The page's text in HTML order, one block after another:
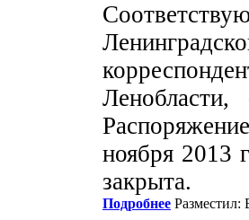
Ленобласти,
ноября 2013
закрыта.
Подробнее Разместил: